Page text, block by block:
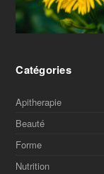
Catégories
Apitherapie
Beauté
Forme
Nutrition